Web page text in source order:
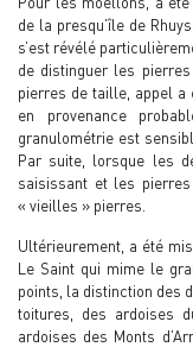
de la presqu’île de
s’est révélé
de distinguer les
pierres de taille, appel a
en provenance
granulométrie est
Par suite, lorsque les
saisissant et les
« vieilles » pierres.
Ultérieurement, a été
Le Saint qui mime le
points, la distinction des
toitures, des ardoises
ardoises des Monts